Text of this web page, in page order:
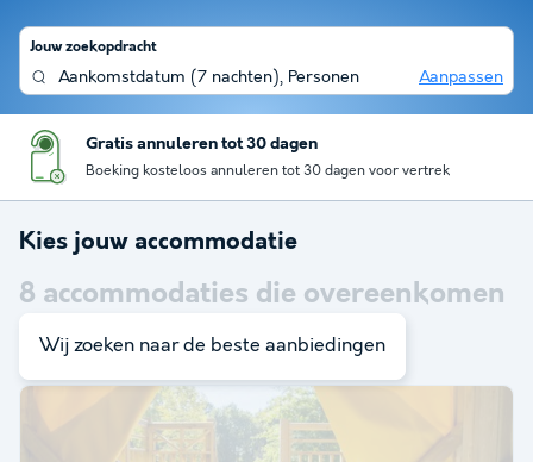
Jouw zoekopdracht
Aankomstdatum (7 nachten), Personen Aanpassen
Gratis annuleren tot 30 dagen
Boeking kosteloos annuleren tot 30 dagen voor vertrek
Kies jouw accommodatie
8 accommodaties die overeenkomen
met je zoekopdracht
Wij zoeken naar de beste aanbiedingen